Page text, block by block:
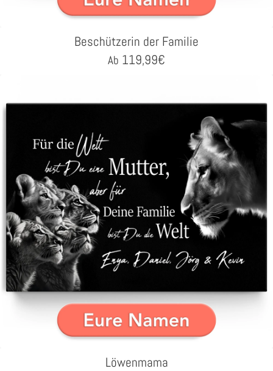
Beschützerin der Familie
Ab 119,99€
Löwenmama